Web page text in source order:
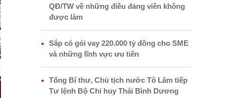
QĐ/TW về những điều đảng viên không
được làm
Sắp có gói vay 220.000 tỷ đồng cho SME
và những lĩnh vực ưu tiên
Tổng Bí thư, Chủ tịch nước Tô Lâm tiếp
Tư lệnh Bộ Chỉ huy Thái Bình Dương